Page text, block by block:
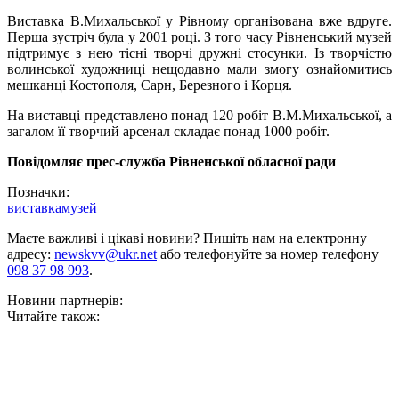
Виставка В.Михальської у Рівному організована вже вдруге.
Перша зустріч була у 2001 році. З того часу Рівненський музей
підтримує з нею тісні творчі дружні стосунки. Із творчістю
волинської художниці нещодавно мали змогу ознайомитись
мешканці Костополя, Сарн, Березного і Корця.
На виставці представлено понад 120 робіт В.М.Михальської, а
загалом її творчий арсенал складає понад 1000 робіт.
Повідомляє прес-служба Рівненської обласної ради
Позначки:
виставкамузей
Маєте важливі і цікаві новини? Пишіть нам на електронну
адресу: newskvv@ukr.netабо телефонуйте за номер телефону
098 37 98 993.
Новини партнерів:
Читайте також: